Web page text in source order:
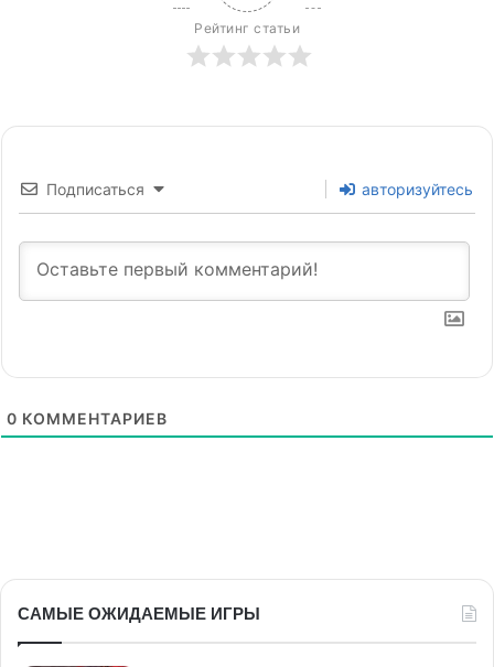
Рейтинг статьи
Подписаться авторизуйтесь
0 КОММЕНТАРИЕВ
САМЫЕ ОЖИДАЕМЫЕ ИГРЫ